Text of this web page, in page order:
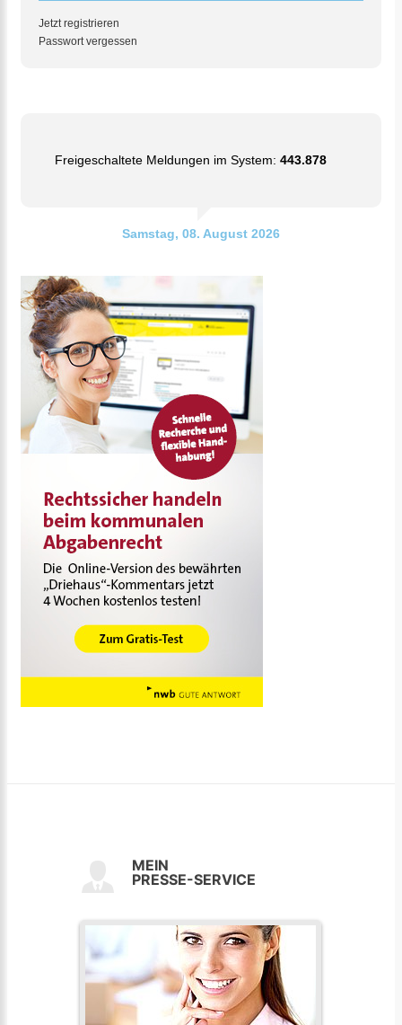
Jetzt registrieren
Passwort vergessen
Freigeschaltete Meldungen im System: 443.878
Samstag, 08. August 2026
MEIN
PRESSE-SERVICE